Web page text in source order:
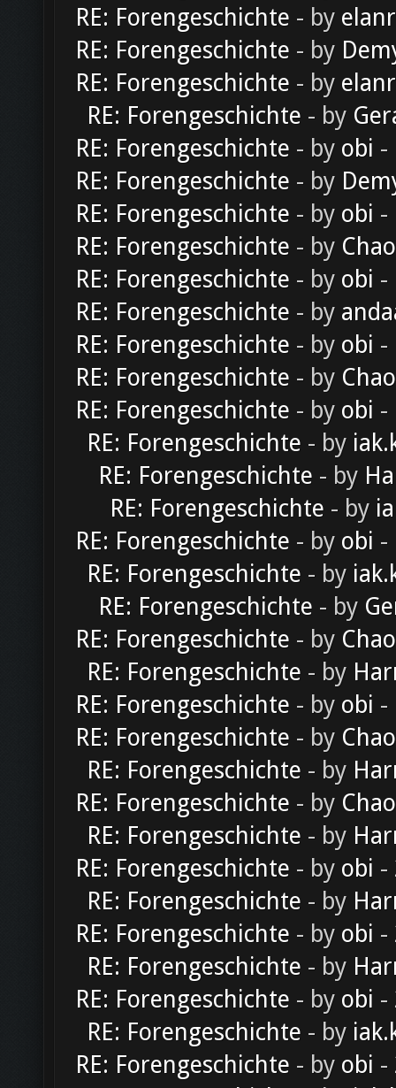
RE: Forengeschichte - by
RE: Forengeschichte - by
RE: Forengeschichte - by
RE: Forengeschichte - by
RE: Forengeschichte - by obi -
RE: Forengeschichte - by
RE: Forengeschichte - by obi -
RE: Forengeschichte - by
RE: Forengeschichte - by obi -
RE: Forengeschichte - by
RE: Forengeschichte - by obi -
RE: Forengeschichte - by
RE: Forengeschichte - by obi -
RE: Forengeschichte - by
RE: Forengeschichte - by
RE: Forengeschichte - by
RE: Forengeschichte - by obi -
RE: Forengeschichte - by
RE: Forengeschichte - by
RE: Forengeschichte - by
RE: Forengeschichte - by
RE: Forengeschichte - by obi -
RE: Forengeschichte - by
RE: Forengeschichte - by
RE: Forengeschichte - by
RE: Forengeschichte - by
RE: Forengeschichte - by obi -
RE: Forengeschichte - by
RE: Forengeschichte - by obi -
RE: Forengeschichte - by
RE: Forengeschichte - by obi -
RE: Forengeschichte - by
RE: Forengeschichte - by obi -